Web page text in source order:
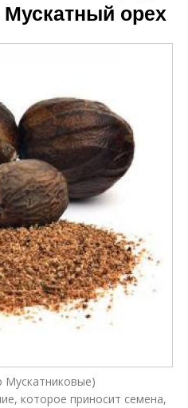
орех
Мускатниковые)
которое приносит семена,